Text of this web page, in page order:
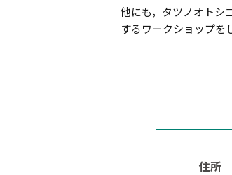
他にも，タツノオトシ
するワークショップを
住所